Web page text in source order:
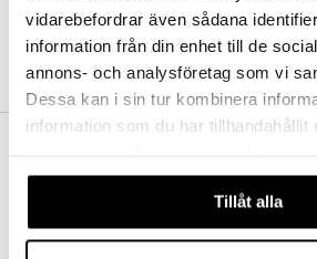
vidarebefordrar även sådana
information från din enhet till de
annons- och analysföretag som vi
Dessa kan i sin tur kombinera
information som du har tillhandahållit
våra cookies vid fortsatt
Tillåt alla
LUO ASIAKAS
Aina maksuton vaihtoehto, huolimatta
tuotteen tai koko tilauksellesi
NOPEAT